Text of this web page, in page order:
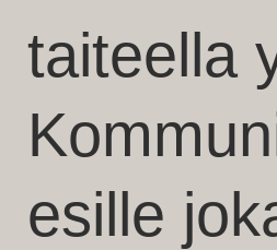
taiteella
esille